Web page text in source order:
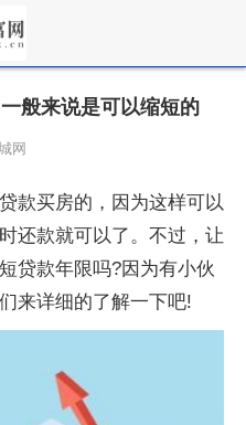
般来说是可以缩短的
网
款买房的，因为这样可以
还款就可以了。不过，让
贷款年限吗?因为有小伙
来详细的了解一下吧!